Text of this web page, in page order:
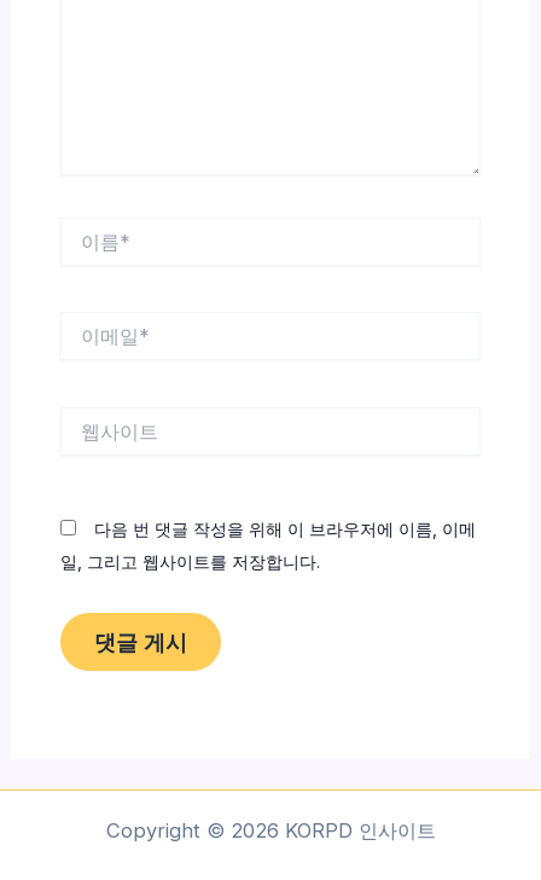
다음 번 댓글 작성을 위해 이 브라우저에 이름, 이메
일, 그리고 웹사이트를 저장합니다.
Copyright © 2026 KORPD 인사이트